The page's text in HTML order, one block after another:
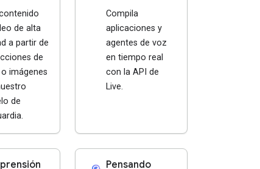
de alta
a partir de
de
imágenes
de
Compila
aplicaciones y
agentes de voz
en tiempo real
con la API de
Live.
Pensando